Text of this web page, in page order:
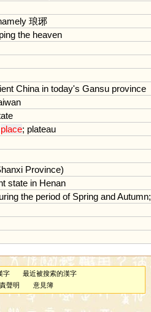
琅琊
the heaven
China in today's Gansu province
place; plateau
Province)
state in Henan
the period of Spring andAutumn;
字
最近被搜索的漢字
聲明 意見簿